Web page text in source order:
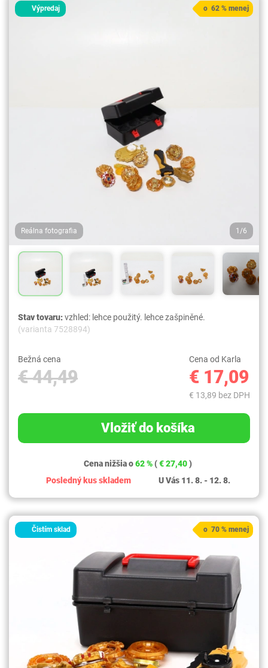
Výpredaj
Reálna fotografia 1/6
o 62 % menej
Stav tovaru:vzhled: lehce použitý. lehce zašpiněné.
(varianta 7528894)
Bežná cena
€ 44,49
Cena od Karla
€ 17,09
€ 13,89 bez DPH
Vložiť do košíka
Cena nižšia o62 % (€ 27,40)
Posledný kus skladem
U Vás 11. 8. - 12. 8.
Čistím sklad o 70 % menej